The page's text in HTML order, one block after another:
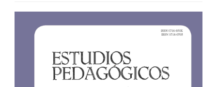
lateral
artículo